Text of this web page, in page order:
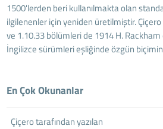
1500'lerden beri kullanılmakta olan
ilgilenenler için yeniden üretilmiştir.
ve 1.10.33 bölümleri de 1914 H. Rackham
İngilizce sürümleri eşliğinde özgün
En Çok Okunanlar
Çiçero tarafından yazılan